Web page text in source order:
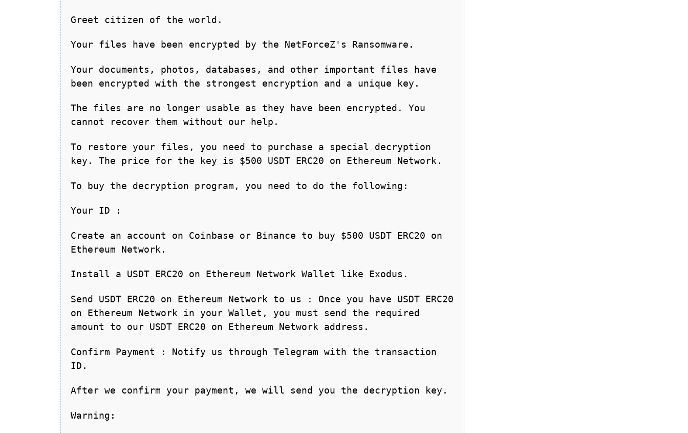
Greet citizen of the world.
Your files have been encrypted by the NetForceZ's Ransomware.
Your documents, photos, databases, and other important files have
been encrypted with the strongest encryption and a unique key.
The files are no longer usable as they have been encrypted. You
cannot recover them without our help.
To restore your files, you need to purchase a special decryption
key. The price for the key is $500 USDT ERC20 on Ethereum Network.
To buy the decryption program, you need to do the following:
Your ID :
Create an account on Coinbase or Binance to buy $500 USDT ERC20 on
Ethereum Network.
Install a USDT ERC20 on Ethereum Network Wallet like Exodus.
Send USDT ERC20 on Ethereum Network to us : Once you have USDT ERC20
on Ethereum Network in your Wallet, you must send the required
amount to our USDT ERC20 on Ethereum Network address.
Confirm Payment : Notify us through Telegram with the transaction
ID.
After we confirm your payment, we will send you the decryption key.
Warning: